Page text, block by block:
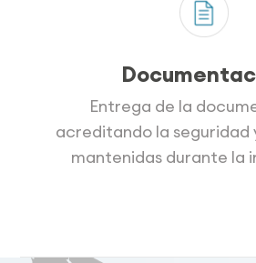
Entrega de la
acreditando la
mantenidas durante la